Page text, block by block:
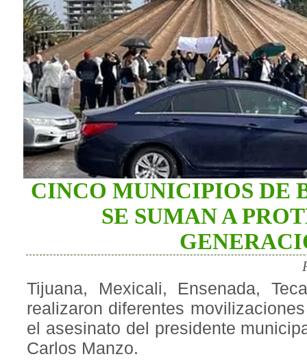
CINCO MUNICIPIOS DE
SE SUMAN A
Tijuana, Mexicali, Ensenada,
realizaron diferentes
el asesinato del presidente
Carlos Manzo.